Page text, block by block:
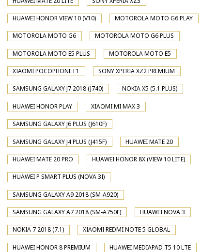
HUAWEI HONOR VIEW 10 (V10) MOTOROLA MOTO G6 PLAY
MOTOROLA MOTO G6 MOTOROLA MOTO G6 PLUS
MOTOROLA MOTO E5 PLUS MOTOROLA MOTO E5
XIAOMI POCOPHONE F1 SONY XPERIA XZ2 PREMIUM
SAMSUNG GALAXY J7 2018 (J740) NOKIA X5 (5.1 PLUS)
HUAWEI HONOR PLAY XIAOMI MI MAX 3
SAMSUNG GALAXY J6 PLUS (J610F)
SAMSUNG GALAXY J4 PLUS (J415F) HUAWEI MATE 20
HUAWEI MATE 20 PRO HUAWEI HONOR 8X (VIEW 10 LITE)
HUAWEI P SMART PLUS (NOVA 3I)
SAMSUNG GALAXY A9 2018 (SM-A920)
SAMSUNG GALAXY A7 2018 (SM-A750F) HUAWEI NOVA 3
NOKIA 7 2018 (7.1) XIAOMI REDMI NOTE 5 GLOBAL
HUAWEI HONOR 8 PREMIUM HUAWEI MEDIAPAD T5 10 LTE